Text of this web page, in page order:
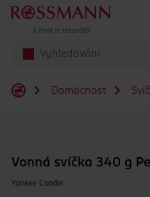
Přeskočit na hlavmní obsah
Domácnost
Vonná svíčka 340 g
Yankee Candle